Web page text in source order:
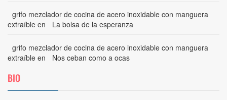
grifo mezclador de cocina de acero inoxidable con manguera
extraíble en La bolsa de la esperanza
grifo mezclador de cocina de acero inoxidable con manguera
extraíble en Nos ceban como a ocas
BIO